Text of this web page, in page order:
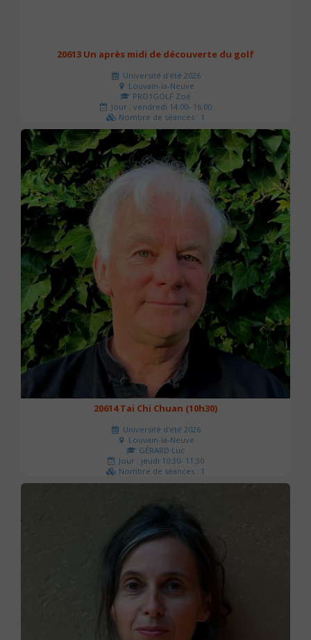
20613 Un après midi de découverte du golf
Université d'été 2026
Louvain-la-Neuve
PRO1GOLF Zoé
Jour : vendredi 14:00- 16:00
Nombre de séances : 1
45 €
20614 Tai Chi Chuan (10h30)
Université d'été 2026
Louvain-la-Neuve
GÉRARD Luc
Jour : jeudi 10:30- 11:30
Nombre de séances : 1
0 €